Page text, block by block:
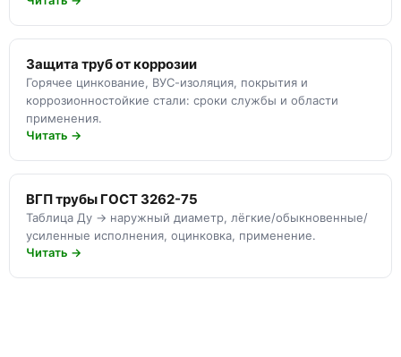
Защита труб от коррозии
Горячее цинкование, ВУС-изоляция, покрытия и
коррозионностойкие стали: сроки службы и области
применения.
Читать →
ВГП трубы ГОСТ 3262-75
Таблица Ду → наружный диаметр, лёгкие/обыкновенные/
усиленные исполнения, оцинковка, применение.
Читать →